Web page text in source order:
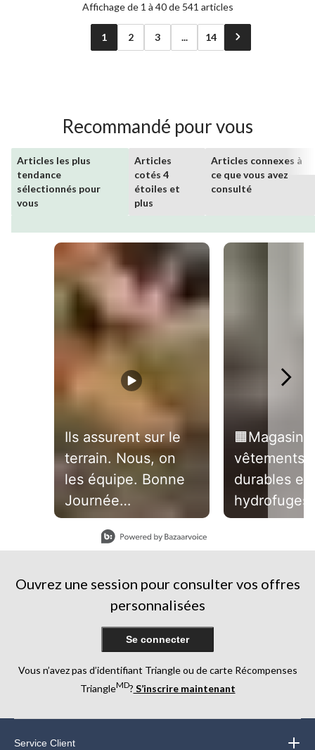
Affichage de 1 à 40 de 541 articles
1 2 3 ... 14
Recommandé pour vous
Articles les plus
tendance
sélectionnés pour
vous
Articles
cotés 4
étoiles et
plus
Articles connexes à
ce que vous avez
consulté
Media Carousel
Carousel with product photos. Use the previous and next
Ils assurent sur le
terrain. Nous, on
les équipe. Bonne
Journée
internationale des
travailleurs et
vêtements
durables et
hydrofuges
par Dakota
Ouvrez une session pour consulter vos offres
personnalisées
Se connecter
Vous n’avez pas d’identifiant Triangle ou de carte Récompenses
TriangleMD? S’inscrire maintenant
Service Client